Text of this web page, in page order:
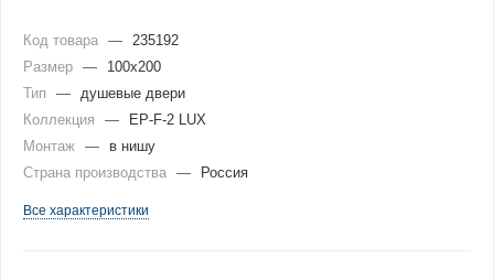
Код товара —
235192
Размер —
100x200
Тип
—
душевые двери
Коллекция
—
EP-F-2 LUX
Монтаж —
в нишу
Страна производства — Россия
Все характеристики